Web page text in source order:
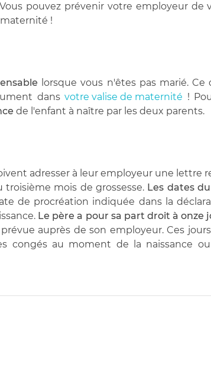
pouvez prévenir votre employeur de
!
lorsque vous n'êtes pas marié.
dans votre valise de maternité !
de l'enfant à naître par les deux parents.
adresser à leur employeur une lettre
mois de grossesse. Les dates
de procréation indiquée dans la
Le père a pour sa part droit à onze
auprès de son employeur. Ces
congés au moment de la naissance